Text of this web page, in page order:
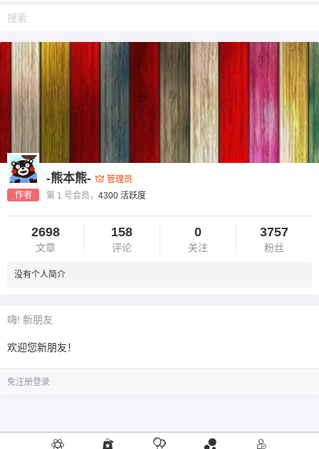
作者
-熊本熊-
管理员
第 1 号会员， 4300 活跃度
2698
文章
158
评论
0
关注
3757
粉丝
没有个人简介
嗨! 新朋友
欢迎您新朋友！
免注册登录